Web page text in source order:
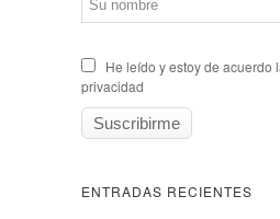
He leído y estoy de acuerdo
privacidad
ENTRADAS RECIENTES